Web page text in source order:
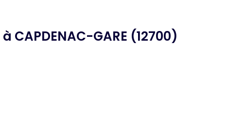
à CAPDENAC-GARE (12700)